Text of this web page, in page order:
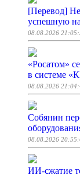
[Перевод]
успешную
08.08.2026
«Росатом»
в системе
08.08.2026
Собянин
08.08.2026
ИИ-сжатие